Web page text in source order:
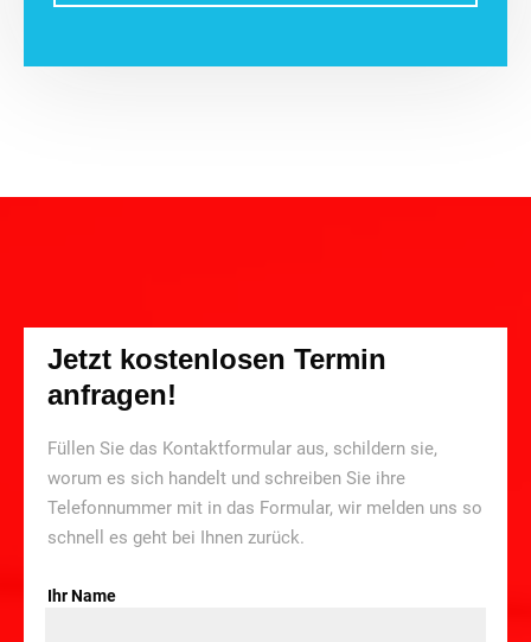
Jetzt kostenlosen Termin
anfragen!
Füllen Sie das Kontaktformular aus, schildern sie,
worum es sich handelt und schreiben Sie ihre
Telefonnummer mit in das Formular, wir melden uns so
schnell es geht bei Ihnen zurück.
Ihr Name